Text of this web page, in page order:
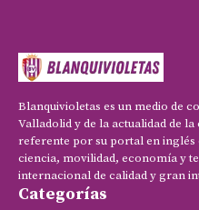
Blanquivioletas es un medio de
Valladolid y de la actualidad de
referente por su portal en
ciencia, movilidad, economía y
internacional de calidad y gran
Categorías